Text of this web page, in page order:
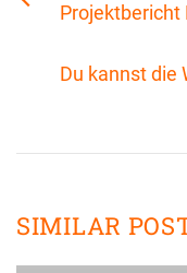
Projektbericht
Du kannst die
SIMILAR